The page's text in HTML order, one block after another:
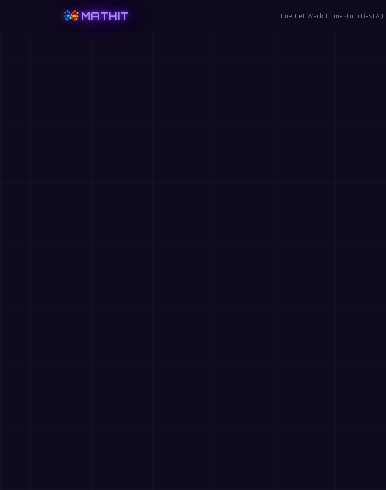
MATHIT Hoe Het WerktGamesFunctiesFAQ